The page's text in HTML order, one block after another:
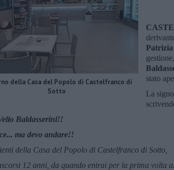
della Casa del Popolo di Castelfranco di
Sotto
stato
La
Baldasserini!!
ma devo andare!!
della Casa del Popolo di Castelfranco di Sotto,
12 anni, da quando entrai per la prima volta